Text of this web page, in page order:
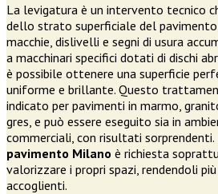
La levigatura è un intervento tecnico
dello strato superficiale del
macchie, dislivelli e segni di usura
a macchinari specifici dotati di dischi
è possibile ottenere una superficie
uniforme e brillante. Questo
indicato per pavimenti in marmo,
gres, e può essere eseguito sia in
commerciali, con risultati sorprendenti.
pavimento Milano è richiesta
valorizzare i propri spazi, rendendoli
accoglienti.